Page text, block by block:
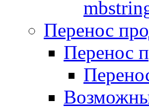
Перенос
Перенос